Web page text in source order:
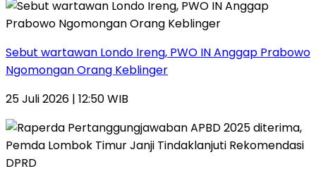
Sebut wartawan Londo Ireng, PWO IN Anggap Prabowo
Ngomongan Orang Keblinger
25 Juli 2026 | 12:50 WIB